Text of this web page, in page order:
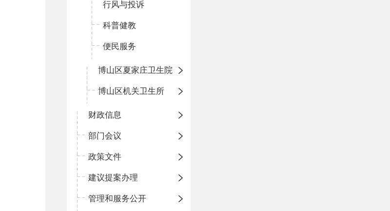
行风与投诉
科普健教
便民服务
博山区夏家庄卫生院
博山区机关卫生所
财政信息
部门会议
政策文件
建议提案办理
管理和服务公开